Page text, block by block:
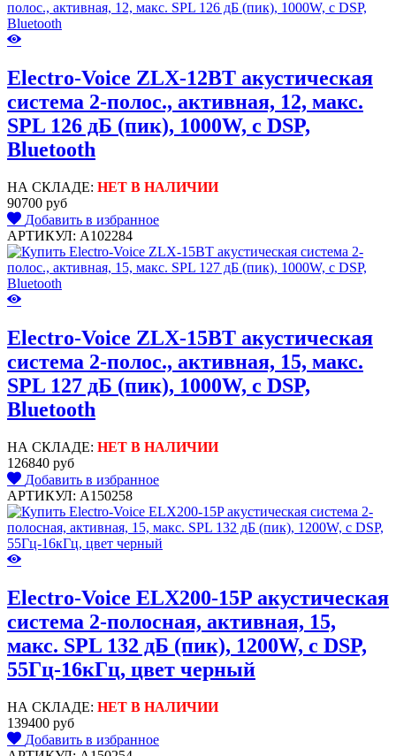
Electro-Voice ZLX-12BT акустическая
система 2-полос., активная, 12, макс.
SPL 126 дБ (пик), 1000W, c DSP,
Bluetooth
НА СКЛАДЕ: НЕТ В НАЛИЧИИ
90700 руб
Добавить в избранное
АРТИКУЛ: A102284
Electro-Voice ZLX-15BT акустическая
система 2-полос., активная, 15, макс.
SPL 127 дБ (пик), 1000W, c DSP,
Bluetooth
НА СКЛАДЕ: НЕТ В НАЛИЧИИ
126840 руб
Добавить в избранное
АРТИКУЛ: A150258
Electro-Voice ELX200-15P акустическая
система 2-полосная, активная, 15,
макс. SPL 132 дБ (пик), 1200W, с DSP,
55Гц-16кГц, цвет черный
НА СКЛАДЕ: НЕТ В НАЛИЧИИ
139400 руб
Добавить в избранное